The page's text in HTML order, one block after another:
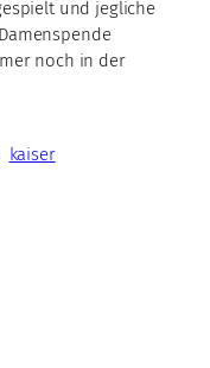
und jegliche
noch in der
kaiser